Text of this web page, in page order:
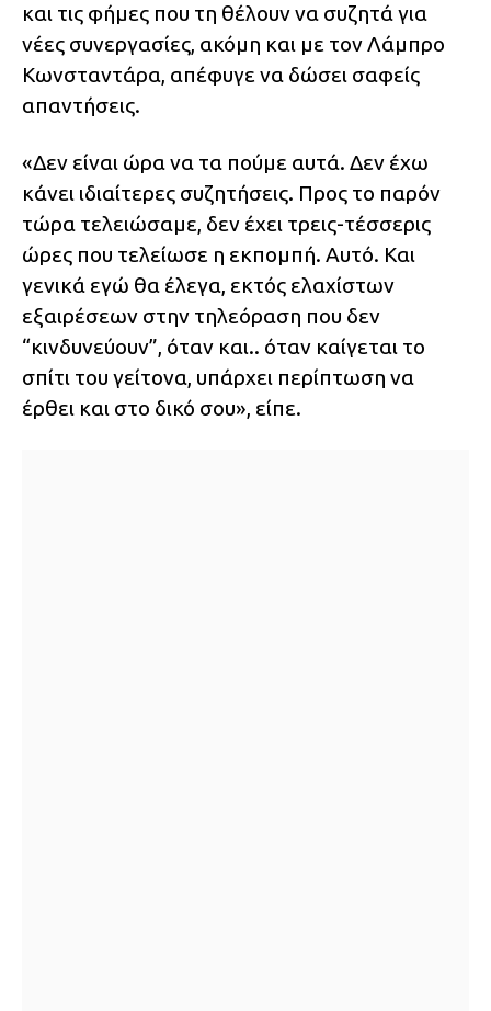
και τις φήμες που τη θέλουν να συζητά για
νέες συνεργασίες, ακόμη και με τον Λάμπρο
Κωνσταντάρα, απέφυγε να δώσει σαφείς
απαντήσεις.
«Δεν είναι ώρα να τα πούμε αυτά. Δεν έχω
κάνει ιδιαίτερες συζητήσεις. Προς το παρόν
τώρα τελειώσαμε, δεν έχει τρεις-τέσσερις
ώρες που τελείωσε η εκπομπή. Αυτό. Και
γενικά εγώ θα έλεγα, εκτός ελαχίστων
εξαιρέσεων στην τηλεόραση που δεν
“κινδυνεύουν”, όταν και.. όταν καίγεται το
σπίτι του γείτονα, υπάρχει περίπτωση να
έρθει και στο δικό σου», είπε.